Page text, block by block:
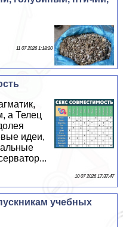
11 07 2026 1:18:20
а Телец
идеи,
10 07 2026 17:37:47
учебных